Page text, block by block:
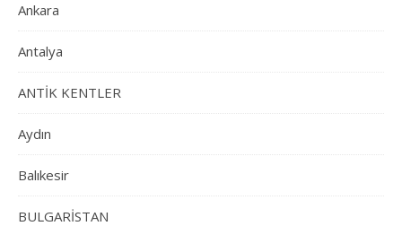
Ankara
Antalya
ANTİK KENTLER
Aydın
Balıkesir
BULGARİSTAN